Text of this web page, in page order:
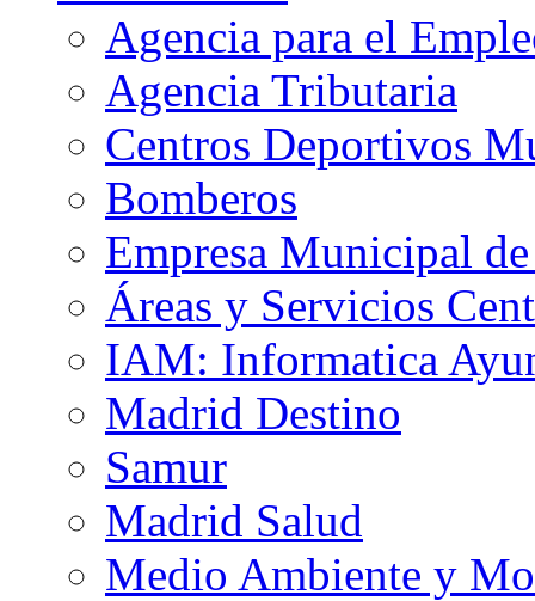
Agencia para el
Agencia Tributaria
Centros Deportivos
Bomberos
Empresa Municipal
Áreas y Servicios
IAM: Informatica
Madrid Destino
Samur
Madrid Salud
Medio Ambiente y